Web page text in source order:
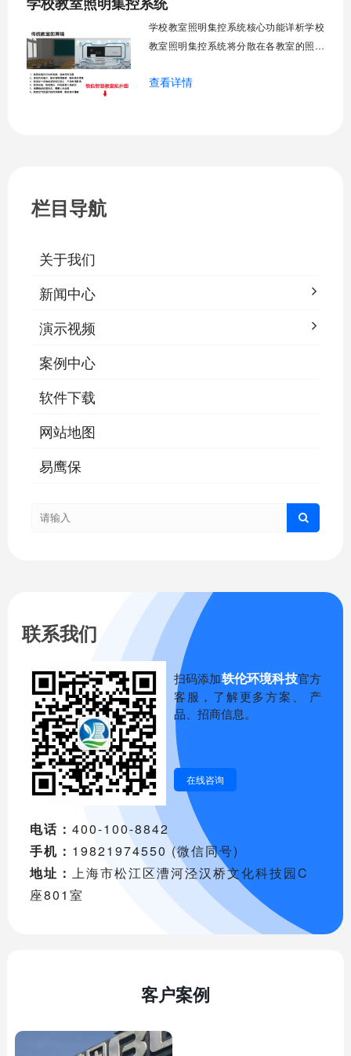
学校教室照明集控系统核心功能详析学校
教室照明集控系统将分散在各教室的照明
关、按需调光、定时策略、能耗监测、故
查看详情
栏目导航
关于我们
新闻中心
演示视频
案例中心
软件下载
网站地图
易鹰保
联系我们
扫码添加轶伦环境科技官方
客服，了解更多方案、 产
品、招商信息。
在线咨询
电话： 400-100-8842
手机： 19821974550 (微信同号)
地址： 上海市松江区漕河泾汉桥文化科技园C
座801室
客户案例